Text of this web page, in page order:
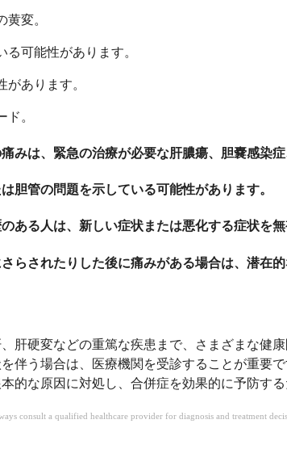
変。
可能性があります。
あります。
。
みは、緊急の治療が必要な肝膿瘍、胆嚢感染
胆管の問題を示している可能性があります。
ある人は、新しい症状または悪化する症状を無
らされたりした後に痛みがある場合は、潜在
肝硬変などの重篤な疾患まで、さまざまな健
伴う場合は、医療機関を受診することが重要
な原因に対処し、合併症を効果的に予防する
consult a qualified healthcare provider for diagnosis and treatment